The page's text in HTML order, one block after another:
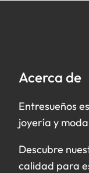
Acerca de
Entresueños
joyería y
Descubre
calidad para